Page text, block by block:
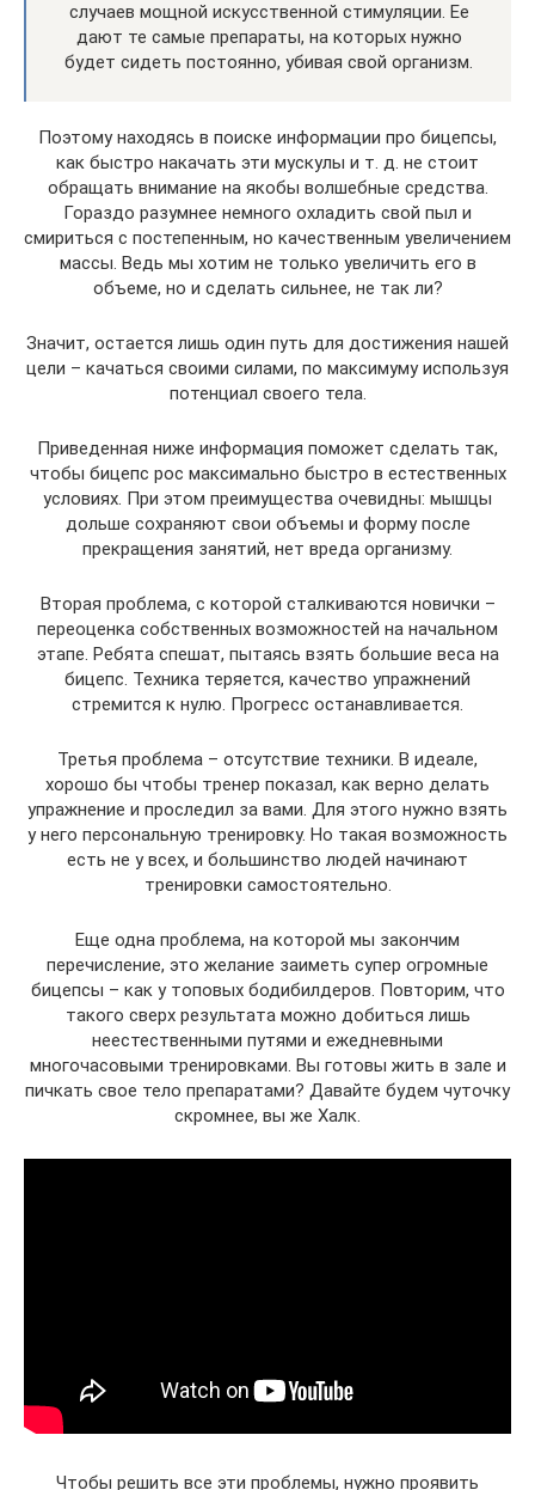
случаев мощной искусственной стимуляции. Ее
дают те самые препараты, на которых нужно
будет сидеть постоянно, убивая свой организм.
Поэтому находясь в поиске информации про бицепсы,
как быстро накачать эти мускулы и т. д. не стоит
обращать внимание на якобы волшебные средства.
Гораздо разумнее немного охладить свой пыл и
смириться с постепенным, но качественным увеличением
массы. Ведь мы хотим не только увеличить его в
объеме, но и сделать сильнее, не так ли?
Значит, остается лишь один путь для достижения нашей
цели – качаться своими силами, по максимуму используя
потенциал своего тела.
Приведенная ниже информация поможет сделать так,
чтобы бицепс рос максимально быстро в естественных
условиях. При этом преимущества очевидны: мышцы
дольше сохраняют свои объемы и форму после
прекращения занятий, нет вреда организму.
Вторая проблема, с которой сталкиваются новички –
переоценка собственных возможностей на начальном
этапе. Ребята спешат, пытаясь взять большие веса на
бицепс. Техника теряется, качество упражнений
стремится к нулю. Прогресс останавливается.
Третья проблема – отсутствие техники. В идеале,
хорошо бы чтобы тренер показал, как верно делать
упражнение и проследил за вами. Для этого нужно взять
у него персональную тренировку. Но такая возможность
есть не у всех, и большинство людей начинают
тренировки самостоятельно.
Еще одна проблема, на которой мы закончим
перечисление, это желание заиметь супер огромные
бицепсы – как у топовых бодибилдеров. Повторим, что
такого сверх результата можно добиться лишь
неестественными путями и ежедневными
многочасовыми тренировками. Вы готовы жить в зале и
пичкать свое тело препаратами? Давайте будем чуточку
скромнее, вы же Халк.
Чтобы решить все эти проблемы, нужно проявить